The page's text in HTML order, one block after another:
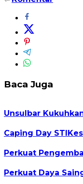
Baca Juga
Unsulbar
Caping Day
Perkuat
Perkuat Daya